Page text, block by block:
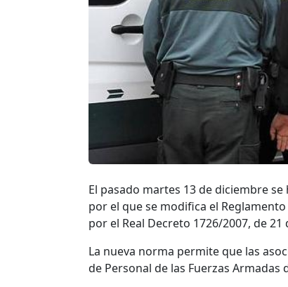
El pasado martes 13 de diciembre
por el que se modifica el
por el Real Decreto 1726/2007, de 21
La nueva norma permite que las
de Personal de las Fuerzas Armadas